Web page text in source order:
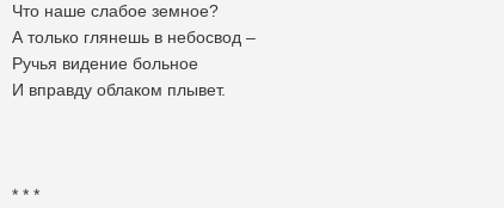
Что наше слабое земное?
А только глянешь в небосвод –
Ручья видение больное
И вправду облаком плывет.
* * *